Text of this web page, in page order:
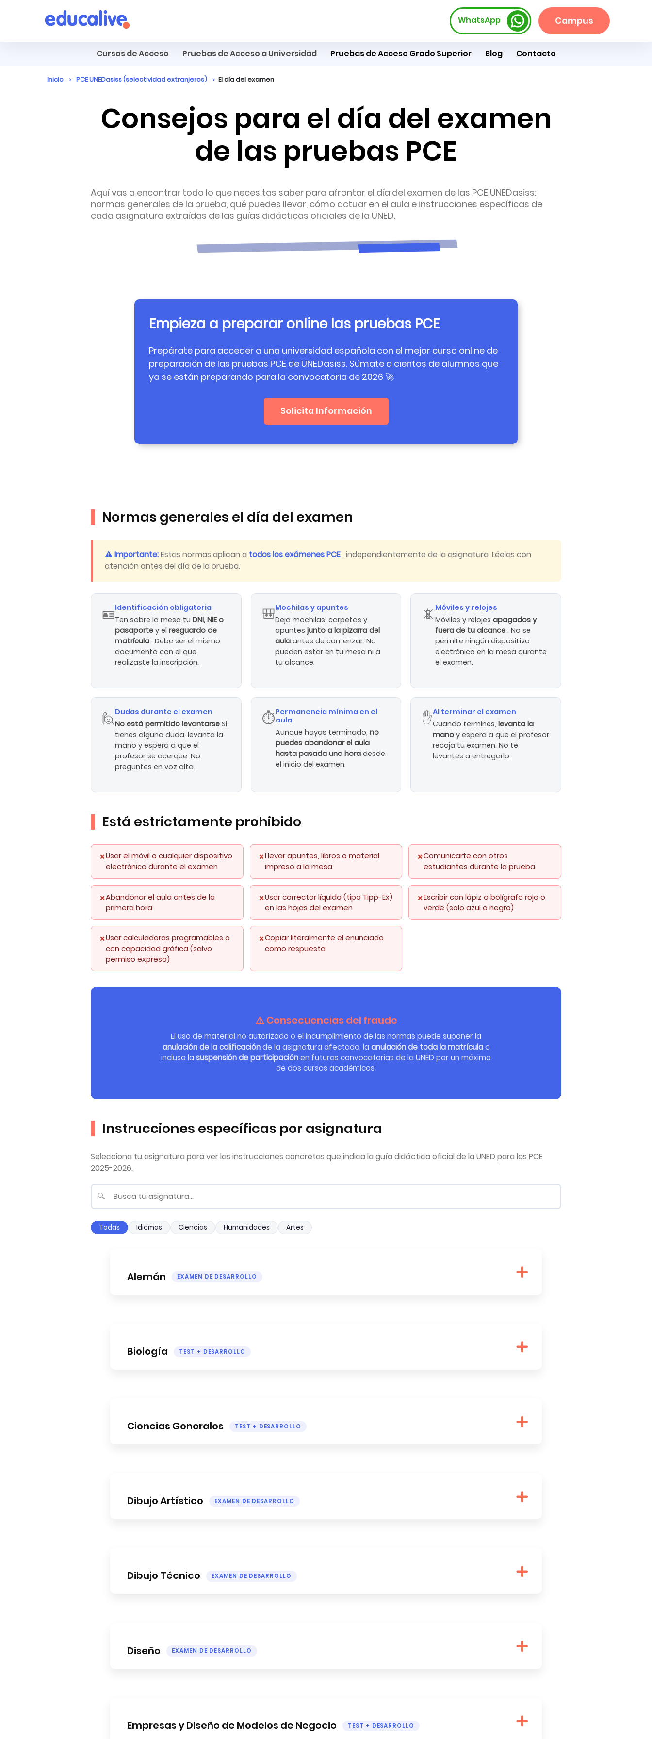
WhatsApp Campus
Cursos de Acceso Pruebas de Acceso a Universidad Pruebas de Acceso Grado Superior Blog Contacto
Inicio PCE UNEDasiss (selectividad extranjeros) El día del examen
Consejos para el día del examen
de las pruebas PCE
Aquí vas a encontrar todo lo que necesitas saber para afrontar el día del examen de las PCE UNEDasiss:
normas generales de la prueba, qué puedes llevar, cómo actuar en el aula e instrucciones específicas de
cada asignatura extraídas de las guías didácticas oficiales de la UNED.
Empieza a preparar online las pruebas PCE
Prepárate para acceder a una universidad española con el mejor curso online de
preparación de las pruebas PCE de UNEDasiss. Súmate a cientos de alumnos que
ya se están preparando para la convocatoria de 2026 🚀
Solicita Información
Normas generales el día del examen
⚠️ Importante:Estas normas aplican a todos los exámenes PCE, independientemente de la asignatura. Léelas con
atención antes del día de la prueba.
🪪Identificación obligatoria
Ten sobre la mesa tuDNI, NIE o
pasaportey elresguardo de
matrícula. Debe ser el mismo
documento con el que
realizaste la inscripción.
🎒Mochilas y apuntes
Deja mochilas, carpetas y
apuntesjunto a la pizarra del
aulaantes de comenzar. No
pueden estar en tu mesa ni a
tu alcance.
📵 Móviles y relojes
Móviles y relojes apagados y
fuera de tu alcance . No se
permite ningún dispositivo
electrónico en la mesa durante
el examen.
🙋Dudas durante el examen
No está permitido levantarseSi
tienes alguna duda, levanta la
mano y espera a que el
profesor se acerque. No
preguntes en voz alta.
⏱️Permanencia mínima en el
aula
Aunque hayas terminado,no
puedes abandonar el aula
hasta pasada una horadesde
el inicio del examen.
✋Al terminar el examen
Cuando termines, levanta la
mano y espera a que el profesor
recoja tu examen. No te
levantes a entregarlo.
Está estrictamente prohibido
Usar el móvil o cualquier dispositivo
electrónico durante el examen
Llevar apuntes, libros o material
impreso a la mesa
Comunicarte con otros
estudiantes durante la prueba
Abandonar el aula antes de la
primera hora
Usar corrector líquido (tipo Tipp-Ex)
en las hojas del examen
Escribir con lápiz o bolígrafo rojo o
verde (solo azul o negro)
Usar calculadoras programables o
con capacidad gráfica (salvo
permiso expreso)
Copiar literalmente el enunciado
como respuesta
⚠️ Consecuencias del fraude
El uso de material no autorizado o el incumplimiento de las normas puede suponer la
anulación de la calificaciónde la asignatura afectada, la anulación de toda la matrículao
incluso la suspensión de participaciónen futuras convocatorias de la UNED por un máximo
de dos cursos académicos.
Instrucciones específicas por asignatura
Selecciona tu asignatura para ver las instrucciones concretas que indica la guía didáctica oficial de la UNED para las PCE
2025-2026.
🔍
Todas Idiomas Ciencias Humanidades Artes
Alemán EXAMEN DE DESARROLLO
Biología TEST + DESARROLLO
Ciencias Generales TEST + DESARROLLO
Dibujo Artístico EXAMEN DE DESARROLLO
Dibujo Técnico EXAMEN DE DESARROLLO
Diseño EXAMEN DE DESARROLLO
Empresas y Diseño de Modelos de Negocio TEST + DESARROLLO